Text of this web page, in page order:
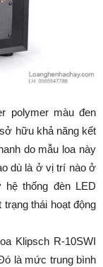
polymer màu đen
hữu khả năng kết
do mẫu loa này
dù là ở vị trí nào ở
hệ thống đèn LED
thái hoạt động
Klipsch R-10SWI
là mức trung bình